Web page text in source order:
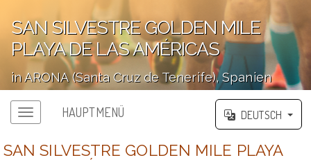
SAN SILVESTRE GOLDEN MILE
PLAYA DE LAS AMÉRICAS
in ARONA (Santa Cruz de Tenerife), Spanien
HAUPTMENÜ DEUTSCH
SAN SILVESTRE GOLDEN MILE PLAYA